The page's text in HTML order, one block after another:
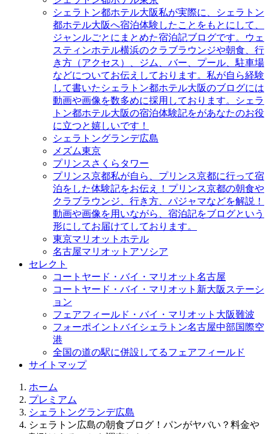
シェラトン都ホテル大阪私が実際に、シェラトン
都ホテル大阪へ宿泊体験したことをもとにして、
ジャンルごとにまとめた宿泊記ブログです。ウェ
スティンホテル横浜のクラブラウンジや朝食、行
き方（アクセス）、ジム、バー、プール、駐車場
などについてお伝えしております。私が自ら経験
して書いたシェラトン都ホテル大阪のブログには
動画や画像を数多めに採用しております。シェラ
トン都ホテル大阪の宿泊体験記をがあなたのお役
に立つと嬉しいです！
シェラトングランデ広島
メズム東京
プリンスさくらタワー
プリンス京都私が自ら、プリンス京都に行って宿
泊をした体験記をお伝え！プリンス京都の朝食や
クラブラウンジ、行き方、パジャマなどを解説！
動画や画像を用いながら、宿泊記をブログという
形にしてお届けてしております。
東京マリオットホテル
名古屋マリオットアソシア
セレクト
コートヤード・バイ・マリオット名古屋
コートヤード・バイ・マリオット新大阪ステーシ
ョン
フェアフィールド・バイ・マリオット大阪難波
フォーポイントバイシェラトン名古屋中部国際空
港
全国の道の駅に併設してるフェアフィールド
サイトマップ
ホーム
プレミアム
シェラトングランデ広島
シェラトン広島の朝食ブログ！パンがヤバい？料金や